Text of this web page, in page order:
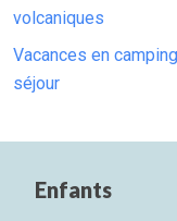
volcaniques
Vacances en
séjour
Enfants